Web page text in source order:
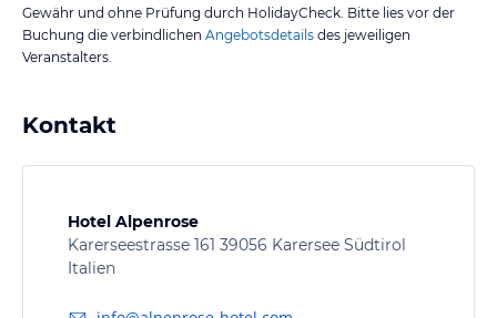
Gewähr und ohne Prüfung durch HolidayCheck. Bitte lies vor der
Buchung die verbindlichen Angebotsdetails des jeweiligen
Veranstalters.
Kontakt
Hotel Alpenrose
Karerseestrasse 161 39056 Karersee Südtirol
Italien